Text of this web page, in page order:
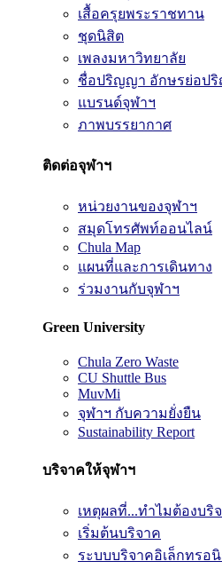
เสื้อครุยพระราชทาน
ชุดนิสิต
เพลงมหาวิทยาลัย
ชื่อปริญญา อักษรย่อป
แบรนด์จุฬาฯ
ภาพบรรยากาศ
ติดต่อจุฬาฯ
หน่วยงานของจุฬาฯ
สมุดโทรศัพท์ออนไลน์
Chula Map
แผนที่และการเดินทาง
ร่วมงานกับจุฬาฯ
Green University
Chula Zero Waste
CU Shuttle Bus
MuvMi
จุฬาฯ กับความยั่งยืน
Sustainability Report
บริจาคให้จุฬาฯ
เหตุผลที่...ทำไมต้องบริ
เริ่มต้นบริจาค
ระบบบริจาคอิเล็กทรอ